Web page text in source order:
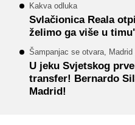
Kakva odluka
Svlačionica Reala
želimo ga više u
Šampanjac se otvara, Madrid
U jeku Svjetskog
transfer! Bernardo
Madrid!